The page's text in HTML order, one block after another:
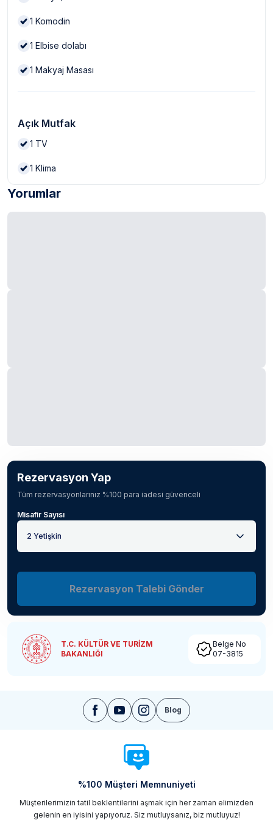
1 Komodin
1 Elbise dolabı
1 Makyaj Masası
Açık Mutfak
1 TV
1 Klima
Yorumlar
Rezervasyon Yap
Tüm rezervasyonlarınız %100 para iadesi güvenceli
Misafir Sayısı
2 Yetişkin
Rezervasyon Talebi Gönder
T.C. KÜLTÜR VE TURİZM
BAKANLIĞI
Belge No
07-3815
Blog
%100 Müşteri Memnuniyeti
Müşterilerimizin tatil beklentilerini aşmak için her zaman elimizden
gelenin en iyisini yapıyoruz. Siz mutluysanız, biz mutluyuz!